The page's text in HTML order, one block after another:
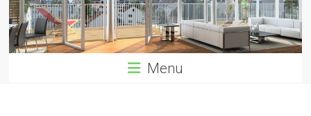
Menu